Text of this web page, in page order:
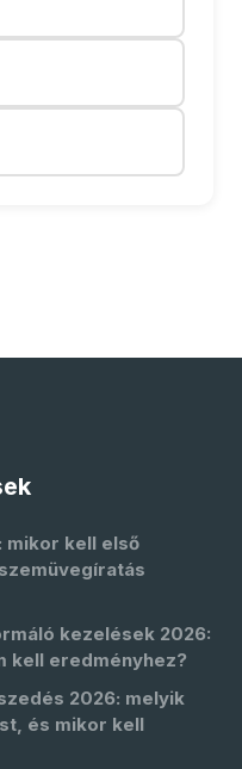
mikor kell első
kezelések 2026:
kell eredményhez?
2026: melyik
és mikor kell